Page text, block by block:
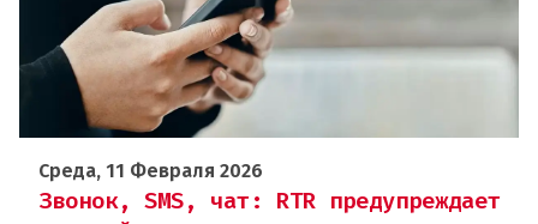
Среда, 11 Февраля 2026
Звонок, SMS, чат: RTR предупреждает